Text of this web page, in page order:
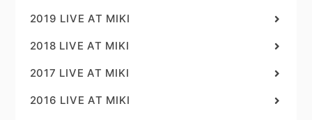
2019 LIVE AT MIKI
2018 LIVE AT MIKI
2017 LIVE AT MIKI
2016 LIVE AT MIKI